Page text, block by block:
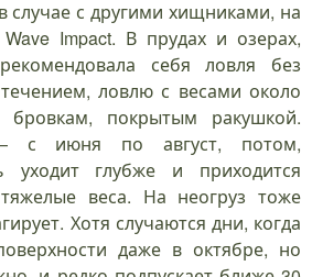
случае с другими хищниками, на
Impact. В прудах и озерах,
себя ловля без
ловлю с весами около
покрытым ракушкой.
с июня по август, потом,
уходит глубже и приходится
веса. На неогруз тоже
Хотя случаются дни, когда
даже в октябре, но